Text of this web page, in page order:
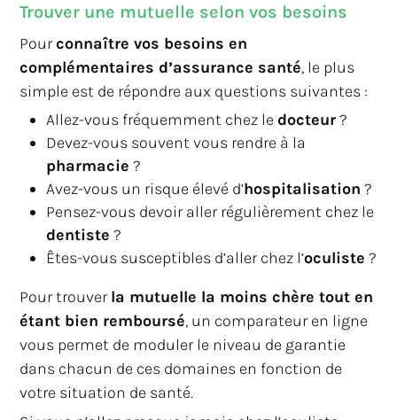
Trouver une mutuelle selon vos besoins
Pourconnaître vos besoins en
complémentaires d’assurance santé, le plus
simple est de répondre aux questions suivantes :
Allez-vous fréquemment chez le docteur?
Devez-vous souvent vous rendre à la
pharmacie ?
Avez-vous un risque élevé d’hospitalisation ?
Pensez-vous devoir aller régulièrement chez le
dentiste ?
Êtes-vous susceptibles d’aller chez l’oculiste ?
Pour trouverla mutuelle la moins chère tout en
étant bien remboursé, un comparateur en ligne
vous permet de moduler le niveau de garantie
dans chacun de ces domaines en fonction de
votre situation de santé.